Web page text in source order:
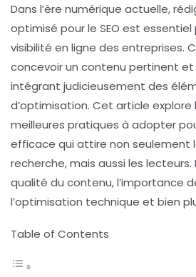
Dans l’ère numérique actuelle,
optimisé pour le SEO est essentiel
visibilité en ligne des entreprises.
concevoir un contenu pertinent
intégrant judicieusement des
d’optimisation. Cet article
meilleures pratiques à adopter
efficace qui attire non seulement
recherche, mais aussi les
qualité du contenu, l’importance
l’optimisation technique et bien
Table of Contents